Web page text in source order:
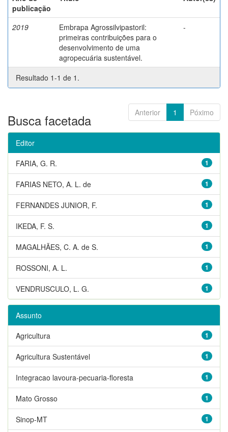
publicação
2019
Embrapa Agrossilvipastoril:
primeiras contribuições para o
desenvolvimento de uma
agropecuária sustentável.
-
Resultado 1-1 de 1.
Anterior 1 Póximo
Busca facetada
Editor
1
FARIA, G. R.
1
FARIAS NETO, A. L. de
1
FERNANDES JUNIOR, F.
1
IKEDA, F. S.
1
MAGALHÃES, C. A. de S.
1
ROSSONI, A. L.
1
VENDRUSCULO, L. G.
Assunto
1
Agricultura
1
Agricultura Sustentável
1
Integracao lavoura-pecuaria-floresta
1
Mato Grosso
1
Sinop-MT